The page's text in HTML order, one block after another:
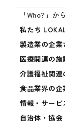
「Who?」か
私たち
製造業の企業
医療関連の施
介護福祉関連
食品業界の企
情報・サービ
自治体・協